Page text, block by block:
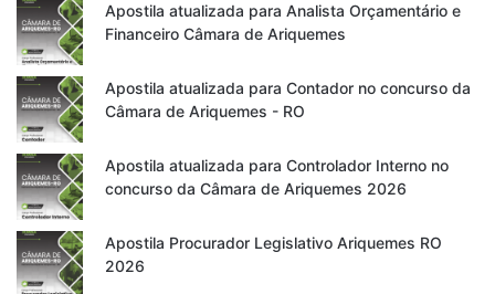
Apostila atualizada para Analista Orçamentário e
Financeiro Câmara de Ariquemes
Apostila atualizada para Contador no concurso da
Câmara de Ariquemes - RO
Apostila atualizada para Controlador Interno no
concurso da Câmara de Ariquemes 2026
Apostila Procurador Legislativo Ariquemes RO
2026